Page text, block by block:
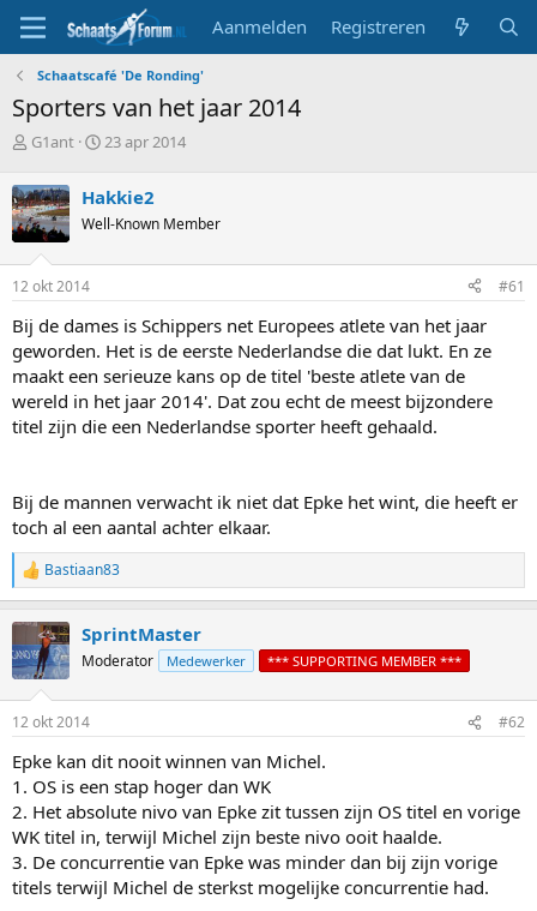
Aanmelden Registreren
Schaatscafé 'De Ronding'
Sporters van het jaar 2014
T
p
i
c
s
t
a
t
e
r
G1ant
S
r
t
a
m
23 apr 2014
Hakkie2
Well-Known Member
12 okt 2014 #61
Bij de dames is Schippers net Europees atlete van het jaar
geworden. Het is de eerste Nederlandse die dat lukt. En ze
maakt een serieuze kans op de titel 'beste atlete van de
wereld in het jaar 2014'. Dat zou echt de meest bijzondere
titel zijn die een Nederlandse sporter heeft gehaald.
Bij de mannen verwacht ik niet dat Epke het wint, die heeft er
toch al een aantal achter elkaar.
R
e
t
i
s
Bastiaan83
SprintMaster
Moderator Medewerker *** SUPPORTING MEMBER ***
12 okt 2014 #62
Epke kan dit nooit winnen van Michel.
1. OS is een stap hoger dan WK
2. Het absolute nivo van Epke zit tussen zijn OS titel en vorige
WK titel in, terwijl Michel zijn beste nivo ooit haalde.
3. De concurrentie van Epke was minder dan bij zijn vorige
titels terwijl Michel de sterkst mogelijke concurrentie had.